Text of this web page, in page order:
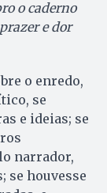
o caderno
e dor
o enredo,
se
e ideias; se
narrador,
se houvesse